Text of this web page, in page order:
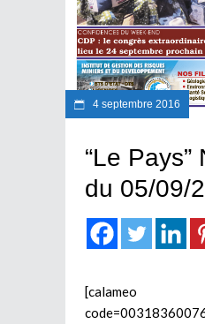
4 septembre 2016
“Le Pays”
du 05/09/
[calameo